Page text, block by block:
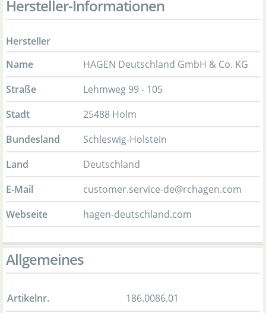
Hersteller-Informationen
Hersteller
Name
HAGEN Deutschland GmbH & Co. KG
Straße
Lehmweg 99 - 105
Stadt
25488 Holm
Bundesland
Schleswig-Holstein
Land
Deutschland
E-Mail
customer.service-de@rchagen.com
Webseite
hagen-deutschland.com
Allgemeines
Artikelnr.
186.0086.01